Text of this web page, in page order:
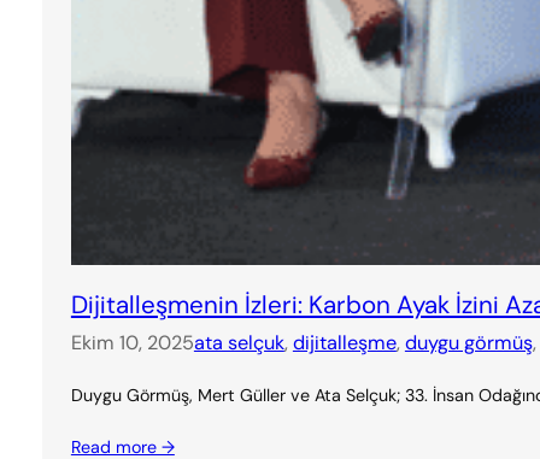
Dijitalleşmenin İzleri: Karbon Ayak İzini
Ekim 10, 2025ata selçuk, dijitalleşme, duygu görmüş,
Duygu Görmüş, Mert Güller ve Ata Selçuk; 33. İnsan
Read more →